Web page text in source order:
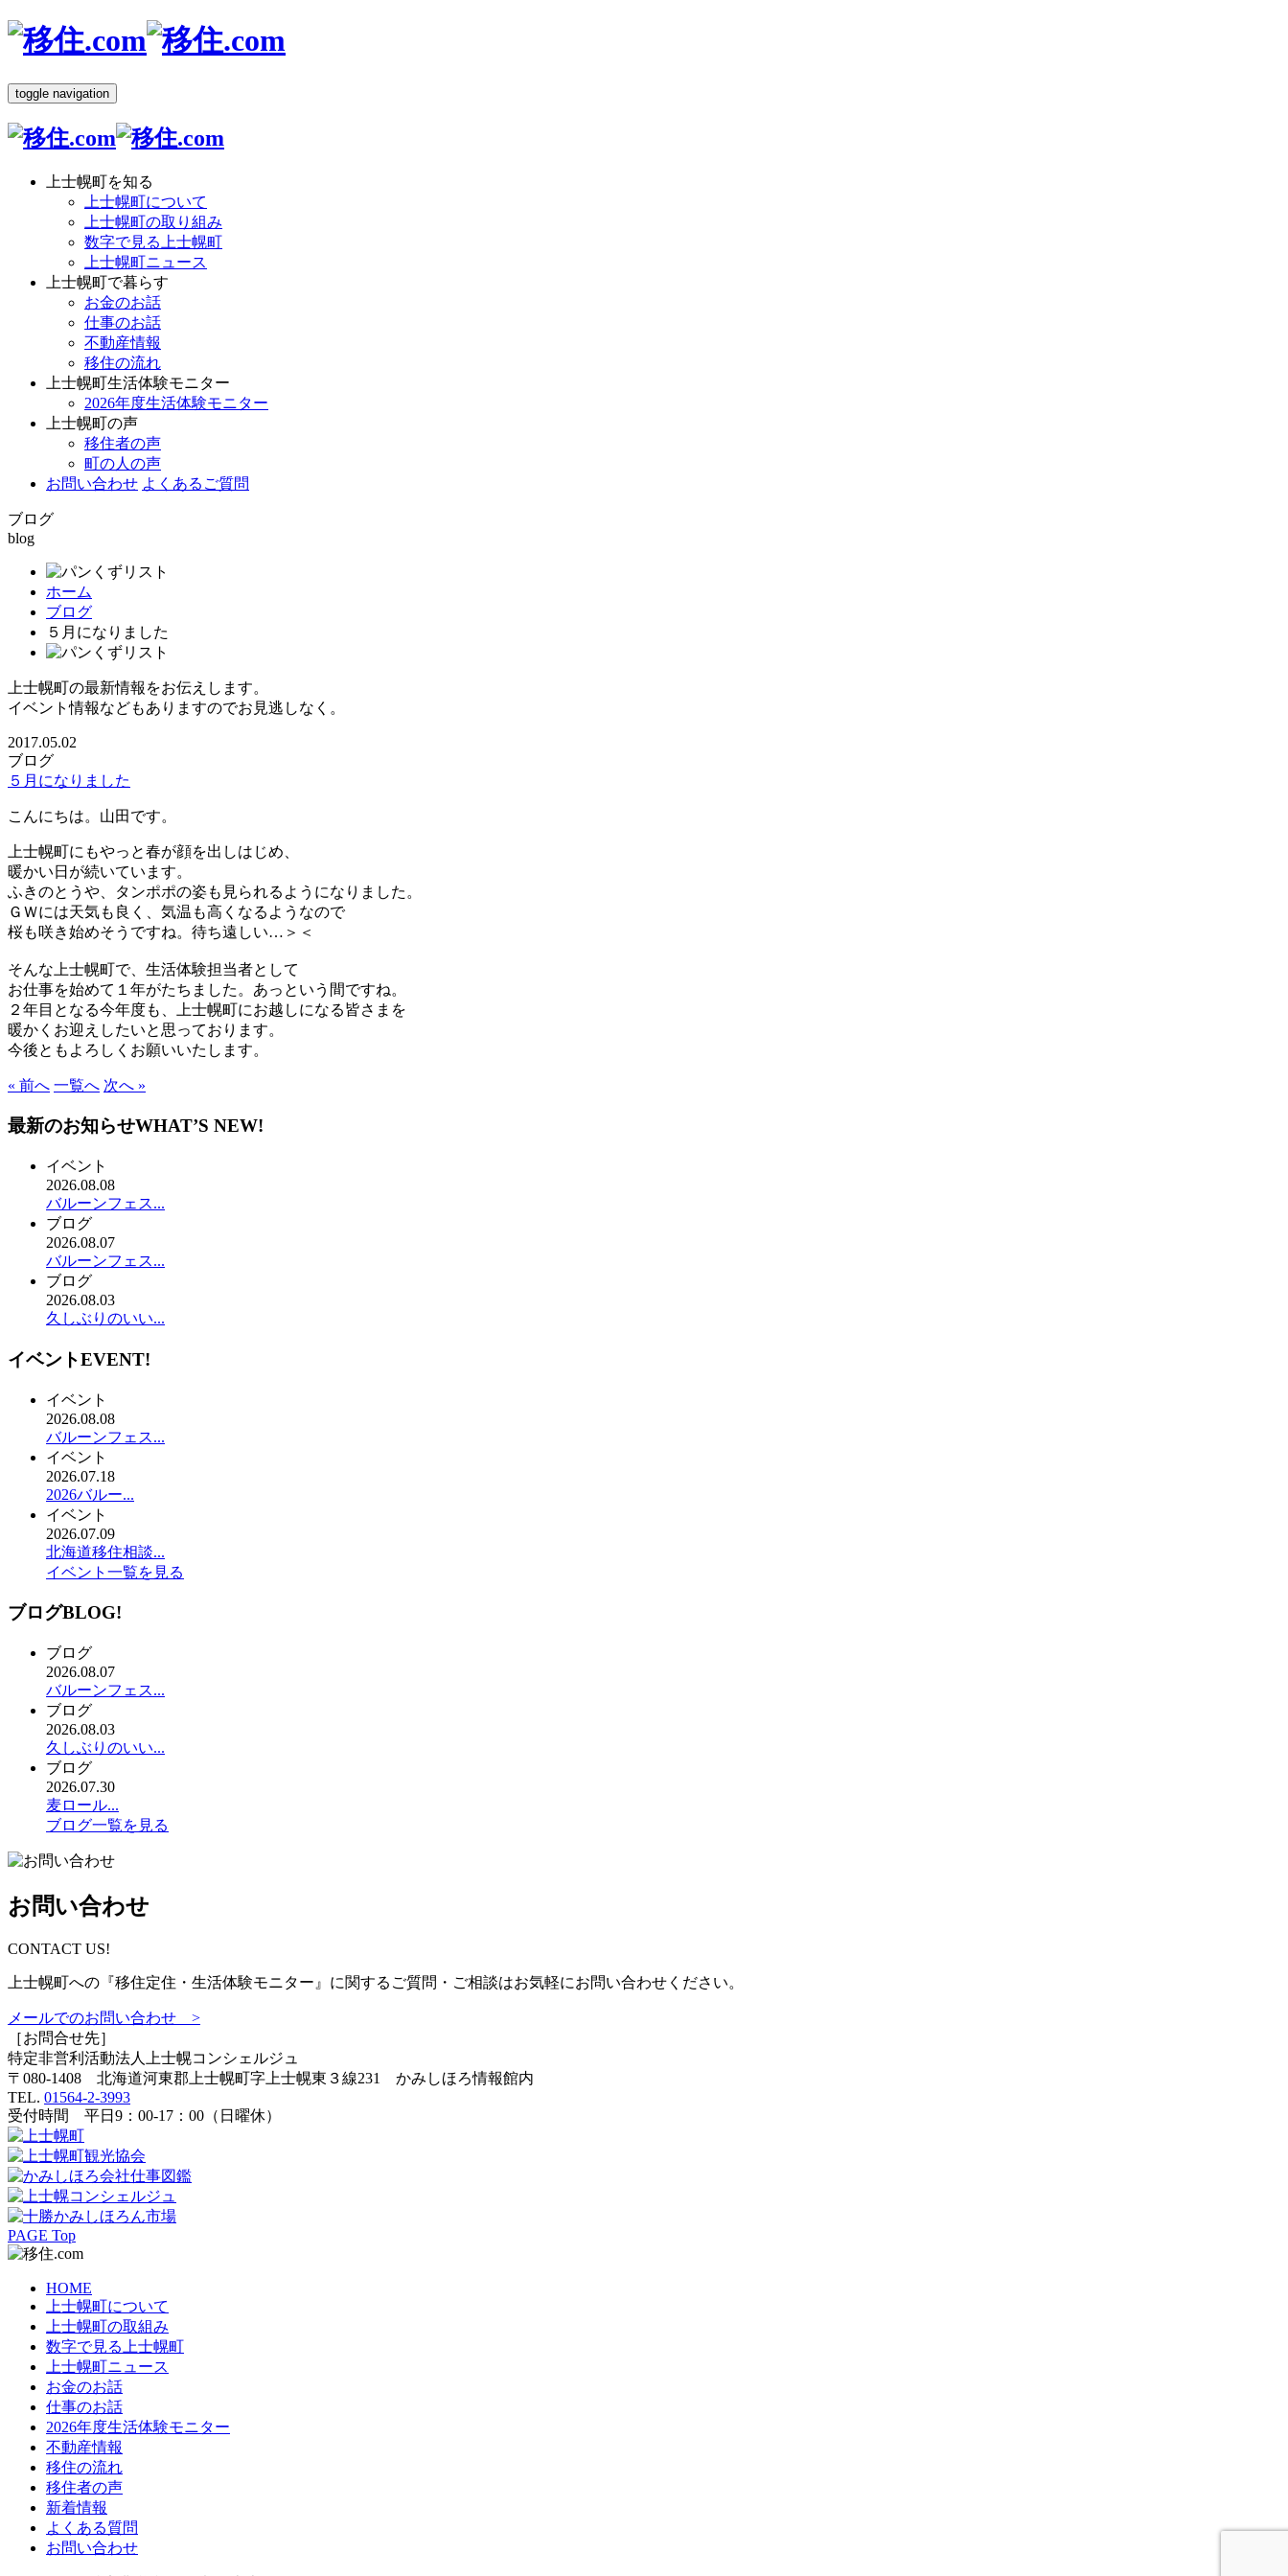
toggle navigation
上士幌町を知る
上士幌町について
上士幌町の取り組み
数字で見る上士幌町
上士幌町ニュース
上士幌町で暮らす
お金のお話
仕事のお話
不動産情報
移住の流れ
上士幌町生活体験モニター
2026年度生活体験モニター
上士幌町の声
移住者の声
町の人の声
お問い合わせ よくあるご質問
ブログ
blog
ホーム
ブログ
５月になりました
上士幌町の最新情報をお伝えします。
イベント情報などもありますのでお見逃しなく。
2017.05.02
ブログ
５月になりました
こんにちは。山田です。
上士幌町にもやっと春が顔を出しはじめ、
暖かい日が続いています。
ふきのとうや、タンポポの姿も見られるようになりました。
ＧＷには天気も良く、気温も高くなるようなので
桜も咲き始めそうですね。待ち遠しい…＞＜
そんな上士幌町で、生活体験担当者として
お仕事を始めて１年がたちました。あっという間ですね。
２年目となる今年度も、上士幌町にお越しになる皆さまを
暖かくお迎えしたいと思っております。
今後ともよろしくお願いいたします。
« 前へ 一覧へ 次へ »
最新のお知らせWHAT’S NEW!
イベント
2026.08.08
バルーンフェス...
ブログ
2026.08.07
バルーンフェス...
ブログ
2026.08.03
久しぶりのいい...
イベントEVENT!
イベント
2026.08.08
バルーンフェス...
イベント
2026.07.18
2026バルー...
イベント
2026.07.09
北海道移住相談...
イベント一覧を見る
ブログBLOG!
ブログ
2026.08.07
バルーンフェス...
ブログ
2026.08.03
久しぶりのいい...
ブログ
2026.07.30
麦ロール...
ブログ一覧を見る
お問い合わせ
CONTACT US!
上士幌町への『移住定住・生活体験モニター』に関するご質問・ご相談はお気軽にお問い合わせください。
メールでのお問い合わせ >
［お問合せ先］
特定非営利活動法人
上士幌コンシェルジュ
〒080-1408 北海道河東郡上士幌町字上士幌東３線231 かみしほろ情報館内
TEL. 01564-2-3993
受付時間 平日9：00-17：00（日曜休）
PAGE Top
HOME
上士幌町について
上士幌町の取組み
数字で見る上士幌町
上士幌町ニュース
お金のお話
仕事のお話
2026年度生活体験モニター
不動産情報
移住の流れ
移住者の声
新着情報
よくある質問
お問い合わせ